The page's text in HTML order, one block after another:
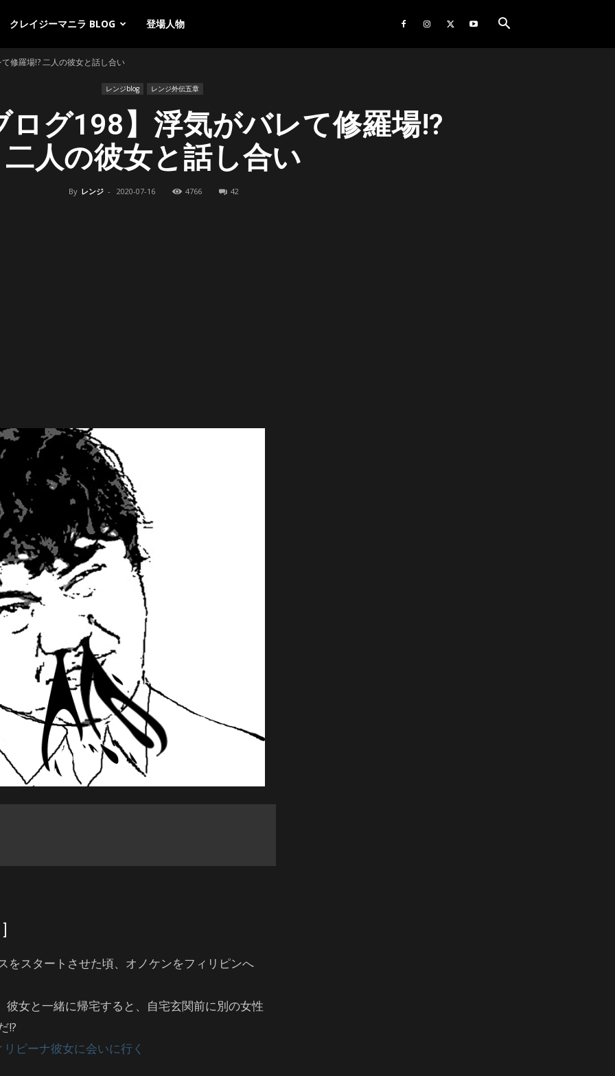
クレイジーマニラ BLOG 登場人物
修羅場!? 二人の彼女と話し合い
レンジblog レンジ外伝五章
ログ198】浮気がバレて修羅場!?
二人の彼女と話し合い
By レンジ - 2020-07-16 4766 42
をスタートさせた頃、オノケンをフィリピンへ
女と一緒に帰宅すると、自宅玄関前に別の女性
!?
ピーナ彼女に会いに行く